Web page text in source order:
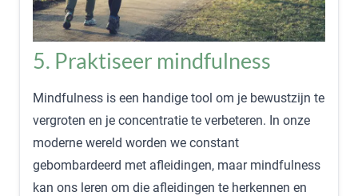
5. Praktiseer mindfulness
Mindfulness is een handige tool om je bewustzijn te
vergroten en je concentratie te verbeteren. In onze
moderne wereld worden we constant
gebombardeerd met afleidingen, maar mindfulness
kan ons leren om die afleidingen te herkennen en